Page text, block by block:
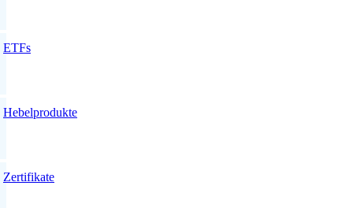
ETFs
Hebelprodukte
Zertifikate